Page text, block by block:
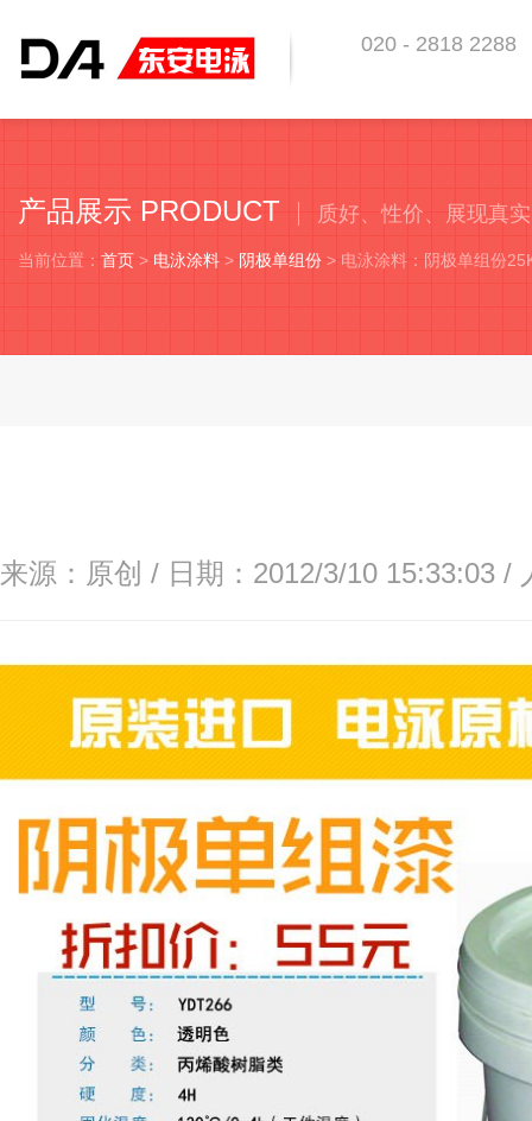
020 - 2818 2288
产品展示 PRODUCT 质好、性价、展现真实
当前位置： 首页 > 电泳涂料 > 阴极单组份 > 电泳涂料：阴极单组份
来源：原创 / 日期：2012/3/10 15:33:03 /